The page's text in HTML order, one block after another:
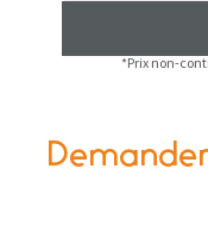
*Prix non-